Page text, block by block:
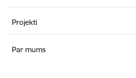
Projekti
Par mums